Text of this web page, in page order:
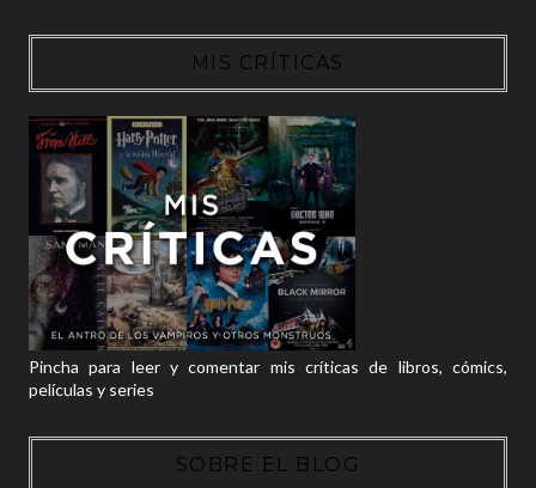
MIS CRÍTICAS
Pincha para leer y comentar mis críticas de libros, cómics,
películas y series
SOBRE EL BLOG